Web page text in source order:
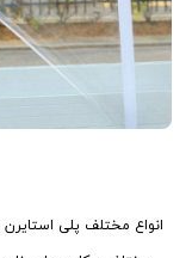
انواع مختلف پلی استایرن